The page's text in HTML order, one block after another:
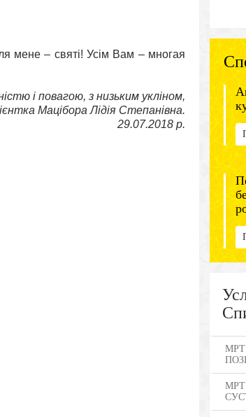
мене – святі! Усім Вам – многая
і повагою, з низьким укліном,
Мацібора Лідія Степанівна.
29.07.2018 р.